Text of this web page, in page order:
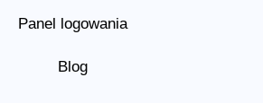
Panel logowania
Blog